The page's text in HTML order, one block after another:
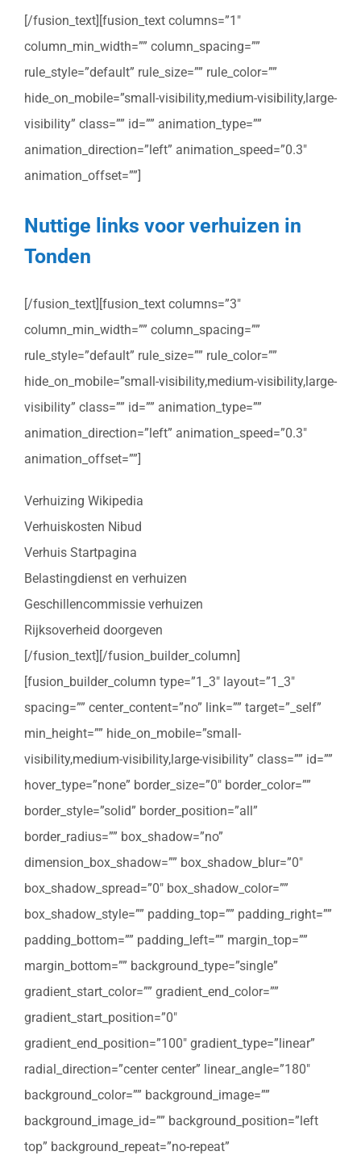
[/fusion_text][fusion_text columns=”1″
column_min_width=”” column_spacing=””
rule_style=”default” rule_size=”” rule_color=””
hide_on_mobile=”small-visibility,medium-visibility,large-
visibility” class=”” id=”” animation_type=””
animation_direction=”left” animation_speed=”0.3″
animation_offset=””]
Nuttige links voor verhuizen in
Tonden
[/fusion_text][fusion_text columns=”3″
column_min_width=”” column_spacing=””
rule_style=”default” rule_size=”” rule_color=””
hide_on_mobile=”small-visibility,medium-visibility,large-
visibility” class=”” id=”” animation_type=””
animation_direction=”left” animation_speed=”0.3″
animation_offset=””]
Verhuizing Wikipedia
Verhuiskosten Nibud
Verhuis Startpagina
Belastingdienst en verhuizen
Geschillencommissie verhuizen
Rijksoverheid doorgeven
[/fusion_text][/fusion_builder_column]
[fusion_builder_column type=”1_3″ layout=”1_3″
spacing=”” center_content=”no” link=”” target=”_self”
min_height=”” hide_on_mobile=”small-
visibility,medium-visibility,large-visibility” class=”” id=””
hover_type=”none” border_size=”0″ border_color=””
border_style=”solid” border_position=”all”
border_radius=”” box_shadow=”no”
dimension_box_shadow=”” box_shadow_blur=”0″
box_shadow_spread=”0″ box_shadow_color=””
box_shadow_style=”” padding_top=”” padding_right=””
padding_bottom=”” padding_left=”” margin_top=””
margin_bottom=”” background_type=”single”
gradient_start_color=”” gradient_end_color=””
gradient_start_position=”0″
gradient_end_position=”100″ gradient_type=”linear”
radial_direction=”center center” linear_angle=”180″
background_color=”” background_image=””
background_image_id=”” background_position=”left
top” background_repeat=”no-repeat”